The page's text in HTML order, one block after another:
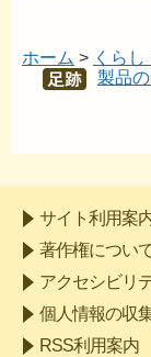
ホーム > くらし
あし
製品
サイト利用案
著作権につい
アクセシビリ
個人情報の収
RSS利用案内